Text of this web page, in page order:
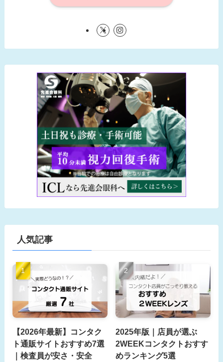
人気記事
【2026年最新】コンタク
ト通販サイトおすすめ7選
｜検査員が安さ・安全
2025年版｜店員が選ぶ
2WEEKコンタクトおすす
めランキング5選